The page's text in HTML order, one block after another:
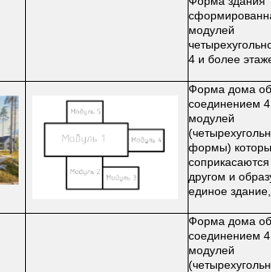
модулей
4 и более
Форма дома
соединением
модулей
формы)
соприкасаются
другом и
единое
Форма дома
соединением
модулей